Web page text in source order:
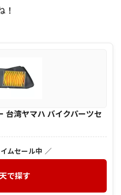
！
台湾ヤマハ バイクパーツセ
ムセール中 ／
で探す